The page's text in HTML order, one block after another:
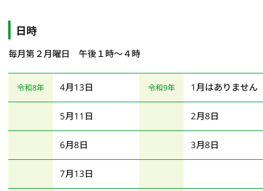
日時
毎月第２月曜日 午後１時～４時
令和8年 4月13日 令和9年 1月はありません
5月11日 2月8日
6月8日 3月8日
7月13日